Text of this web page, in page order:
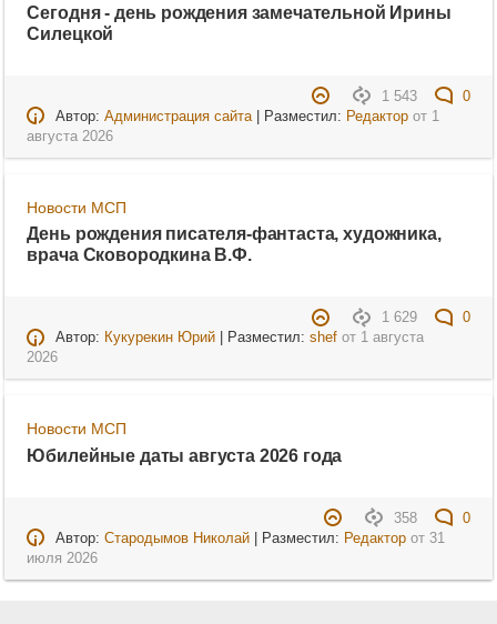
Сегодня - день рождения замечательной Ирины
Силецкой
1 543
0
Автор: Администрация сайта| Разместил: Редакторот 1
августа 2026
Новости МСП
День рождения писателя-фантаста, художника,
врача Сковородкина В.Ф.
1 629
0
Автор: Кукурекин Юрий| Разместил: shefот 1 августа
2026
Новости МСП
Юбилейные даты августа 2026 года
358
0
Автор: Стародымов Николай| Разместил: Редакторот 31
июля 2026